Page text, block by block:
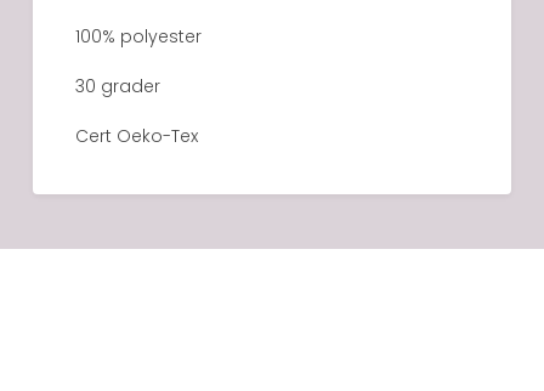
100% polyester
30 grader
Cert Oeko-Tex